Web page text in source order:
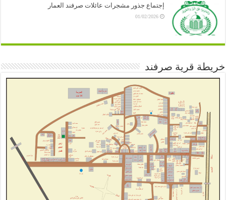
إجتماع جذور مشجرات عائلات صرفند العمار
01/02/2026
خريطة قرية صرفند